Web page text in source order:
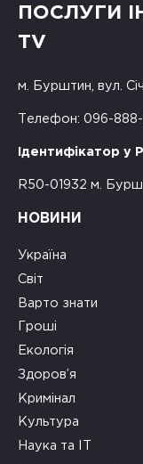
ПОСЛУГИ
TV
м. Бурштин, вул.
Телефон: 096-
Ідентифікатор у
R50-01932 м.
НОВИНИ
Україна
Світ
Варто знати
Гроші
Екологія
Здоров’я
Кримінал
Культура
Наука та ІТ